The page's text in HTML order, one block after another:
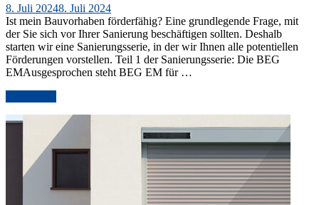
Veröffentlicht
am
8. Juli 20248. Juli 2024
Ist mein Bauvorhaben förderfähig? Eine grundlegende Frage, mit
der Sie sich vor Ihrer Sanierung beschäftigen sollten. Deshalb
starten wir eine Sanierungsserie, in der wir Ihnen alle potentiellen
Förderungen vorstellen. Teil 1 der Sanierungsserie: Die BEG
EMAusgesprochen steht BEG EM für …
Ihre
BEG